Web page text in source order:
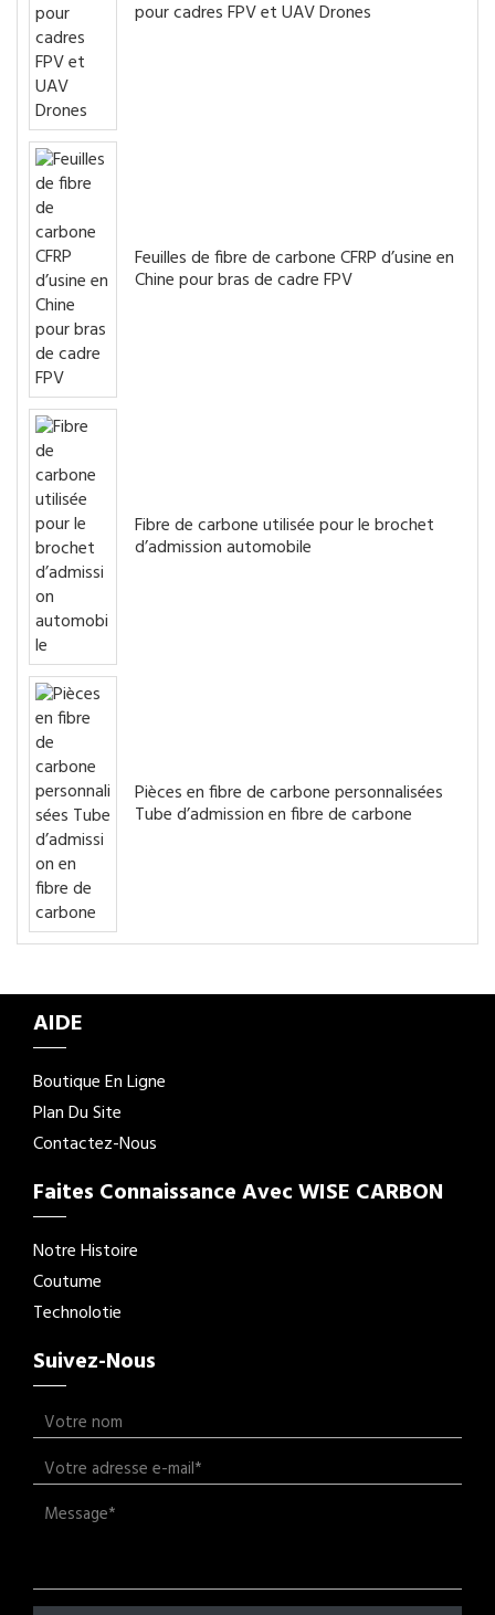
pour cadres FPV et UAV Drones
Feuilles de fibre de carbone CFRP d’usine en
Chine pour bras de cadre FPV
Fibre de carbone utilisée pour le brochet
d’admission automobile
Pièces en fibre de carbone personnalisées
Tube d’admission en fibre de carbone
AIDE
Boutique En Ligne
Plan Du Site
Contactez-Nous
Faites Connaissance Avec WISE CARBON
Notre Histoire
Coutume
Technolotie
Suivez-Nous